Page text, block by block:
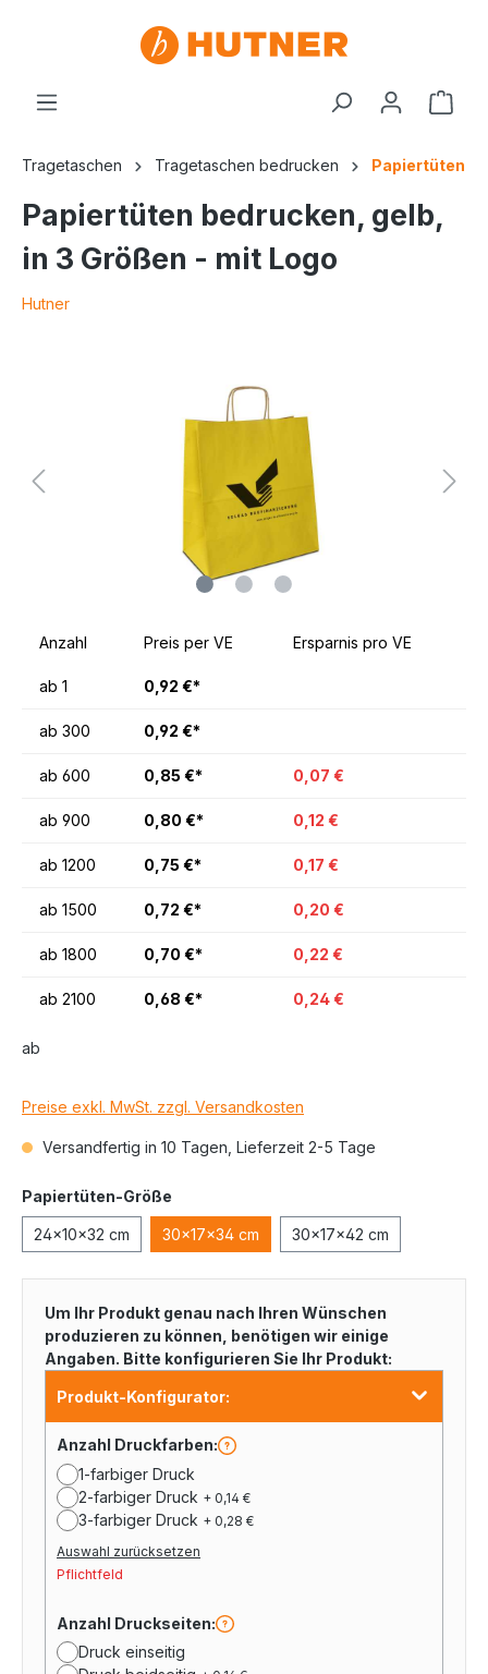
Tragetaschen Tragetaschen bedrucken Papiertüten
Papiertüten bedrucken, gelb,
in 3 Größen - mit Logo
Hutner
Anzahl Preis per VE Ersparnis pro VE
ab 1 0,92 €*
ab 300 0,92 €*
ab 600 0,85 €* 0,07 €
ab 900 0,80 €* 0,12 €
ab 1200 0,75 €* 0,17 €
ab 1500 0,72 €* 0,20 €
ab 1800 0,70 €* 0,22 €
ab 2100 0,68 €* 0,24 €
ab
Preise exkl. MwSt. zzgl. Versandkosten
Versandfertig in 10 Tagen, Lieferzeit 2-5 Tage
Papiertüten-Größe
24x10x32 cm 30x17x34 cm 30x17x42 cm
Um Ihr Produkt genau nach Ihren Wünschen
produzieren zu können, benötigen wir einige
Angaben. Bitte konfigurieren Sie Ihr Produkt:
Produkt-Konfigurator:
Anzahl Druckfarben:
1-farbiger Druck
2-farbiger Druck + 0,14 €
3-farbiger Druck + 0,28 €
Auswahl zurücksetzen
Pflichtfeld
Anzahl Druckseiten:
Druck einseitig